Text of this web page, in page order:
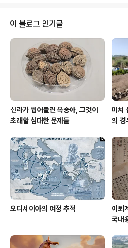
그것을 궁구하는 과정이 고려사를 편찬한 이데올로
헤치는 길이라고 본다. 이는 최승로한테 중요한 것
라 그것을 채록하는 고려사 사관들한테 중요했던
최승로 본인이야 그걸 정리한다고 생똥을 쌌겠지만
다 해서 그 시무 28조를 문제작으로 그가 생각했
별개 문제라 본다. 그건 관계없다. 우..
이 블로그 인기글
신라가 씹어돌린 복숭아, 그것이
초래할 심대한 문제들
미쳐
의 경
오디세이아의 여정 추적
이퇴
국내